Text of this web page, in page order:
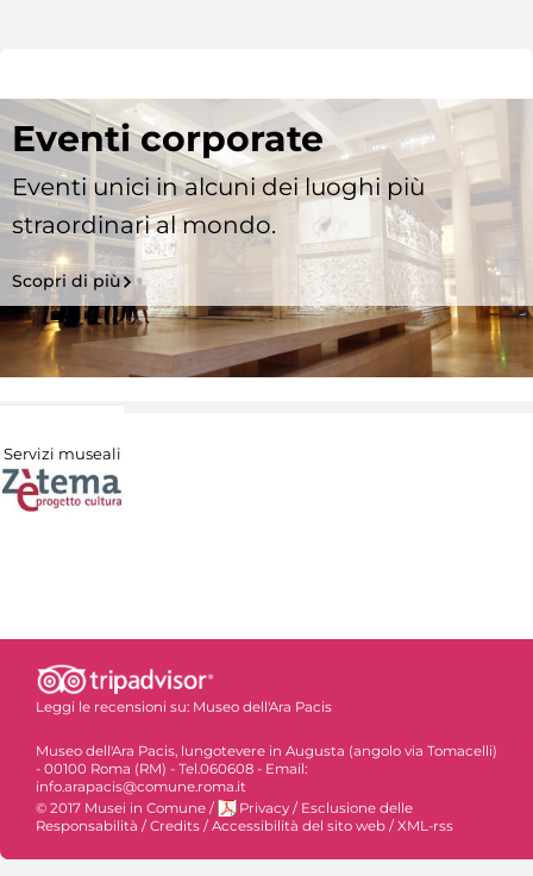
Eventi corporate
Eventi unici in alcuni dei luoghi più
straordinari al mondo.
Scopri di più
Servizi museali
Leggi le recensioni su: Museo dell'Ara Pacis
Museo dell'Ara Pacis, lungotevere in Augusta (angolo via Tomacelli)
- 00100 Roma (RM) - Tel.060608 - Email:
info.arapacis@comune.roma.it
© 2017 Musei in Comune / Privacy / Esclusione delle
Responsabilità /Credits /Accessibilità del sito web /XML-rss